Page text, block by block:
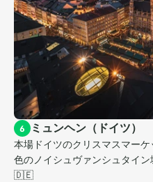
6 ミュンヘン（ドイツ）
本場ドイツのクリスマスマー
色のノイシュヴァンシュタイ
🇩🇪